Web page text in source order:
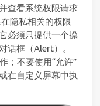
查看系统权限请求
隐私相关的权限
必须只提供一个操
话框（Alert）。
；不要使用“允许”
在自定义屏幕中执